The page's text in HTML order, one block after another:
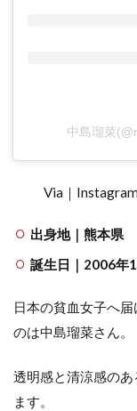
中島瑠菜
Via｜
出身地｜熊本県
誕生日｜2006年
日本の貧血女子へ
のは中島瑠菜さん。
透明感と清涼感の
ます。